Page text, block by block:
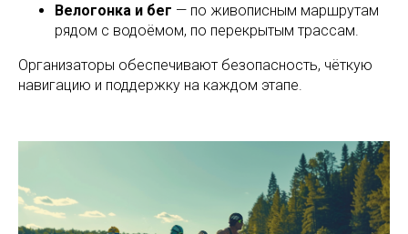
Велогонка и бег — по живописным маршрутам
рядом с водоёмом, по перекрытым трассам.
Организаторы обеспечивают безопасность, чёткую
навигацию и поддержку на каждом этапе.